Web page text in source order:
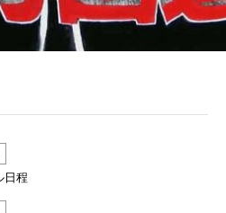
日程